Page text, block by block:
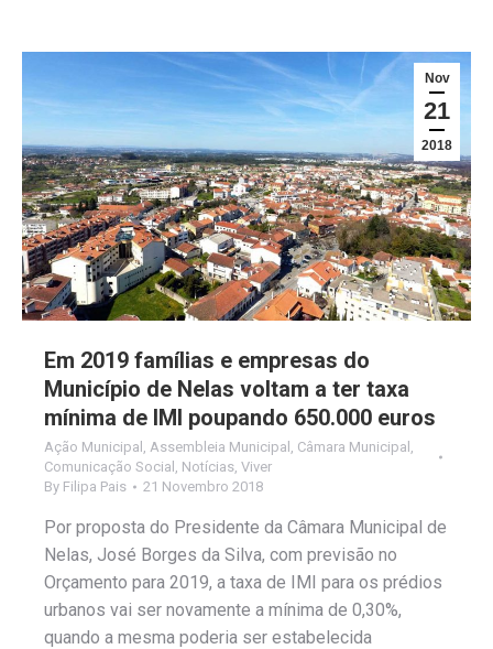
Nov
21
2018
Em 2019 famílias e empresas do
Município de Nelas voltam a ter taxa
mínima de IMI poupando 650.000 euros
Ação Municipal Assembleia Municipal Câmara Municipal
Comunicação Social
Notícias Viver
By Filipa Pais 21 Novembro 2018
Por proposta do Presidente da Câmara Municipal de
Nelas, José Borges da Silva, com previsão no
Orçamento para 2019, a taxa de IMI para os prédios
urbanos vai ser novamente a mínima de 0,30%,
quando a mesma poderia ser estabelecida